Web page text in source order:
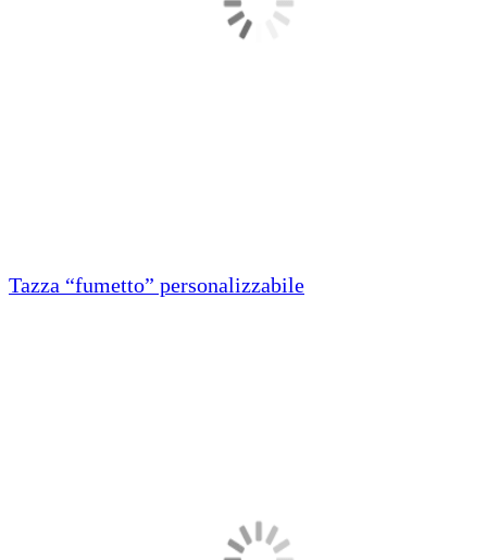
Tazza “fumetto” personalizzabile